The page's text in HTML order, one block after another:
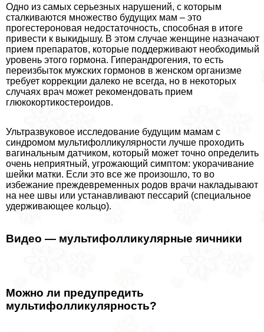
Одно из самых серьезных нарушений, с которым
сталкиваются множество будущих мам – это
прогестероновая недостаточность, способная в итоге
привести к выкидышу. В этом случае женщине назначают
прием препаратов, которые поддерживают необходимый
уровень этого гормона. Гиперандрогения, то есть
переизбыток мужских гормонов в женском организме
требует коррекции далеко не всегда, но в некоторых
случаях врач может рекомендовать прием
глюкокортикостероидов.
Ультразвуковое исследование будущим мамам с
синдромом мультифолликулярности лучше проходить
вагинальным датчиком, который может точно определить
очень неприятный, угрожающий симптом: укорачивание
шейки матки. Если это все же произошло, то во
избежание преждевременных родов врачи накладывают
на нее швы или устанавливают пессарий (специальное
удерживающее кольцо).
Видео — мультифолликулярные яичники
Можно ли предупредить
мультифолликулярность?